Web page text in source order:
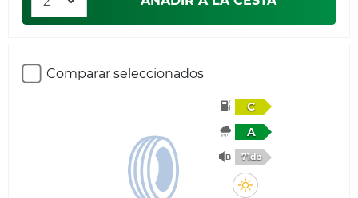
Comparar seleccionados
C
A
71db